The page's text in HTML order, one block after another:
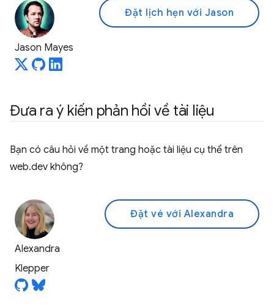
Jason Mayes
Đặt lịch hẹn với Jason
Đưa ra ý kiến phản hồi về tài liệu
Bạn có câu hỏi về một trang hoặc tài liệu cụ thể trên
web.dev không?
Alexandra
Klepper
Đặt vé với Alexandra